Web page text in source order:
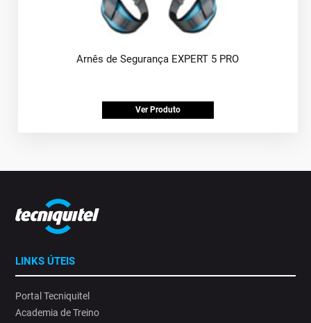
Arnês de Segurança EXPERT 5 PRO
Ver Produto
LINKS ÚTEIS
Portal Tecniquitel
Academia de Treino